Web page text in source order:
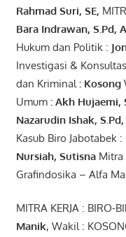
Rahmad Suri, SE,
Bara Indrawan, S.Pd,
Hukum dan Politik :
Investigasi &
dan Kriminal : Kosong
Umum : Akh Hujaemi,
Nazarudin Ishak, S.Pd,
Kasub Biro Jabotabek :
Nursiah, SutisnaMitra
Grafindosika – Alfa
MITRA KERJA : BIRO-
Manik, Wakil :